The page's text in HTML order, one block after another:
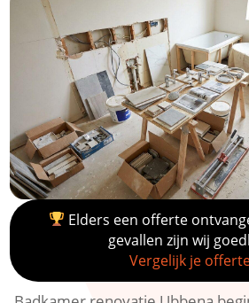
Elders een offerte
gevallen zijn wij
Vergelijk je